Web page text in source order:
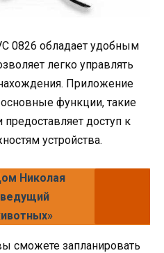
0826 обладает удобным
легко управлять
Приложение
функции, такие
предоставляет доступ к
устройства.
Николая
сможете запланировать